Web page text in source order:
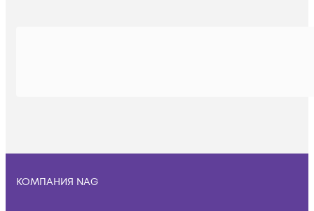
КОМПАНИЯ NAG